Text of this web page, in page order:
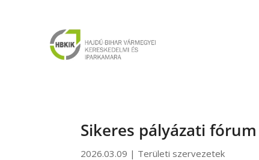
Sikeres pályázati
2026.03.09 | Területi szervezetek